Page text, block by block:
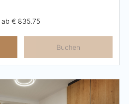
ab € 835.75
Buchen